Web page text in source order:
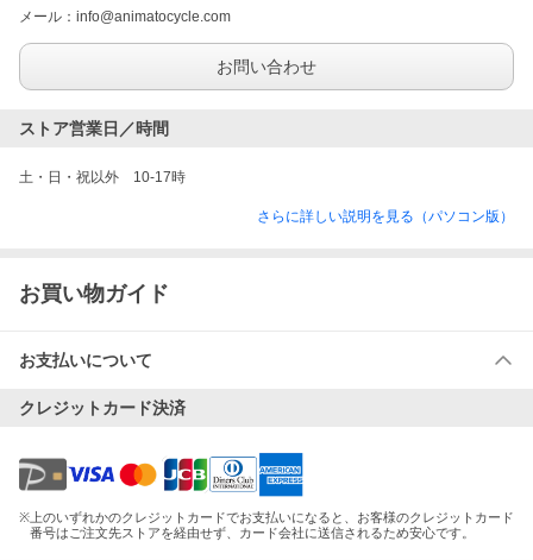
メール： info@animatocycle.com
お問い合わせ
ストア営業日／時間
土・日・祝以外　10-17時
さらに詳しい説明を見る（パソコン版）
お買い物ガイド
お支払いについて
クレジットカード決済
※ 上のいずれかのクレジットカードでお支払いになると、お客様のクレジットカード
番号はご注文先ストアを経由せず、カード会社に送信されるため安心です。